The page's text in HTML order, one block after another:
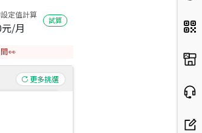
定值計算
元/月
試算
👀
更多挑選